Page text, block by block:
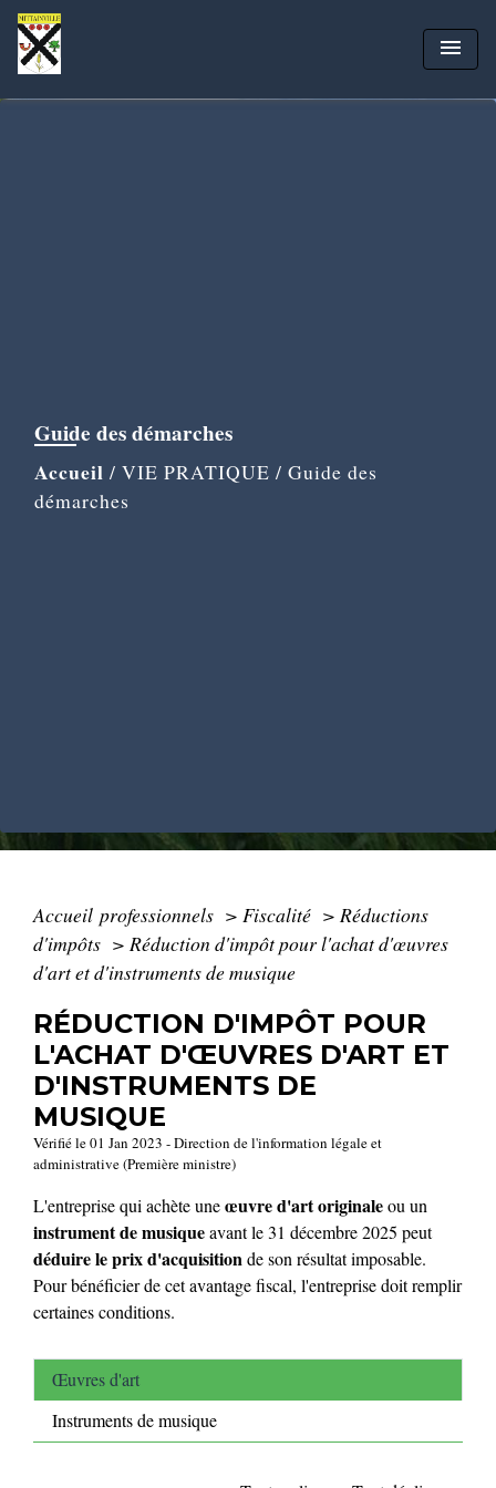
menu
Guide des démarches
Accueil / VIE PRATIQUE / Guide des
démarches
Accueil professionnels > Fiscalité > Réductions
d'impôts > Réduction d'impôt pour l'achat d'œuvres
d'art et d'instruments de musique
RÉDUCTION D'IMPÔT POUR
L'ACHAT D'ŒUVRES D'ART ET
D'INSTRUMENTS DE
MUSIQUE
Vérifié le 01 Jan 2023 - Direction de l'information légale et
administrative (Première ministre)
L'entreprise qui achète uneœuvre d'art originaleou un
instrument de musiqueavant le 31 décembre 2025 peut
déduire le prix d'acquisitionde son résultat imposable.
Pour bénéficier de cet avantage fiscal, l'entreprise doit remplir
certaines conditions.
Œuvres d'art
Instruments de musique